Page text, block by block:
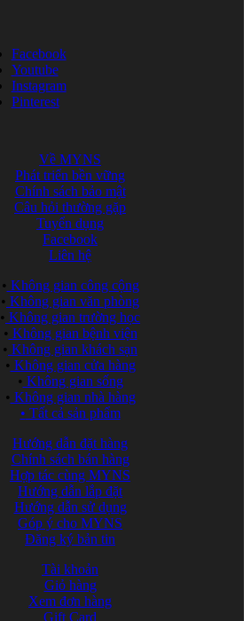
Facebook
Youtube
Instagram
Pinterest
Về MYNS
Phát triển bền vững
Chính sách bảo mật
Câu hỏi thường gặp
Tuyển dụng
Facebook
Liên hệ
• Không gian công cộng
• Không gian văn phòng
• Không gian trường học
• Không gian bệnh viện
• Không gian khách sạn
• Không gian cửa hàng
• Không gian sống
• Không gian nhà hàng
• Tất cả sản phẩm
Hướng dẫn đặt hàng
Chính sách bán hàng
Hợp tác cùng MYNS
Hướng dẫn lắp đặt
Hướng dẫn sử dụng
Góp ý cho MYNS
Đăng ký bản tin
Tài khoản
Giỏ hàng
Xem đơn hàng
Gift Card